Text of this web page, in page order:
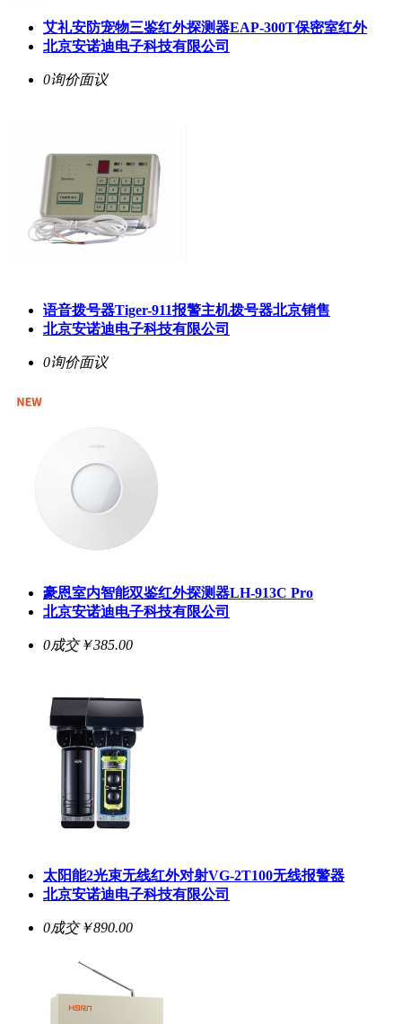
艾礼安防宠物三鉴红外探测器EAP-300T保密室红外
北京安诺迪电子科技有限公司
0询价面议
语音拨号器Tiger-911报警主机拨号器北京销售
北京安诺迪电子科技有限公司
0询价面议
豪恩室内智能双鉴红外探测器LH-913C Pro
北京安诺迪电子科技有限公司
0成交￥385.00
太阳能2光束无线红外对射VG-2T100无线报警器
北京安诺迪电子科技有限公司
0成交￥890.00